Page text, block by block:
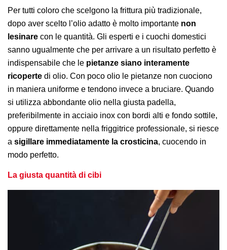
Per tutti coloro che scelgono la frittura più tradizionale,
dopo aver scelto l’olio adatto è molto importante non
lesinare con le quantità. Gli esperti e i cuochi domestici
sanno ugualmente che per arrivare a un risultato perfetto è
indispensabile che le pietanze siano interamente
ricoperte di olio. Con poco olio le pietanze non cuociono
in maniera uniforme e tendono invece a bruciare. Quando
si utilizza abbondante olio nella giusta padella,
preferibilmente in acciaio inox con bordi alti e fondo sottile,
oppure direttamente nella friggitrice professionale, si riesce
a sigillare immediatamente la crosticina, cuocendo in
modo perfetto.
La giusta quantità di cibi